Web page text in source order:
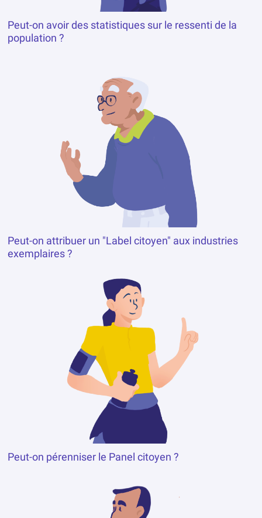
Peut-on avoir des statistiques sur le ressenti de la
population ?
Peut-on attribuer un "Label citoyen" aux industries
exemplaires ?
Peut-on pérenniser le Panel citoyen ?